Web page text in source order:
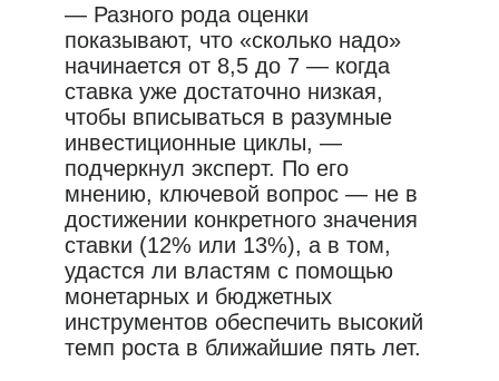
— Разного рода оценки
показывают, что «сколько надо»
начинается от 8,5 до 7 — когда
ставка уже достаточно низкая,
чтобы вписываться в разумные
инвестиционные циклы, —
подчеркнул эксперт. По его
мнению, ключевой вопрос — не в
достижении конкретного значения
ставки (12% или 13%), а в том,
удастся ли властям с помощью
монетарных и бюджетных
инструментов обеспечить высокий
темп роста в ближайшие пять лет.